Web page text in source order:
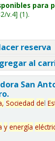
para
v.4 (1).
reserva
al
San
Sociedad del
y energía